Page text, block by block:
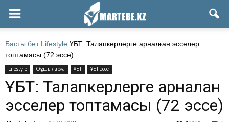
Басты бет Lifestyle ҰБТ: Талапкерлерге арналған эсселер
топтамасы (72 эссе)
Lifestyle Оқушыларға ҰБТ ҰБТ эссе
ҰБТ: Талапкерлерге арналған
эсселер топтамасы (72 эссе)